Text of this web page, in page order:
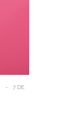
-
7 DE